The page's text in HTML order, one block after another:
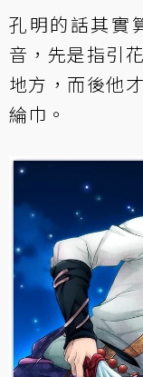
孔明的話其實
音，先是指引
地方，而後他
綸巾。